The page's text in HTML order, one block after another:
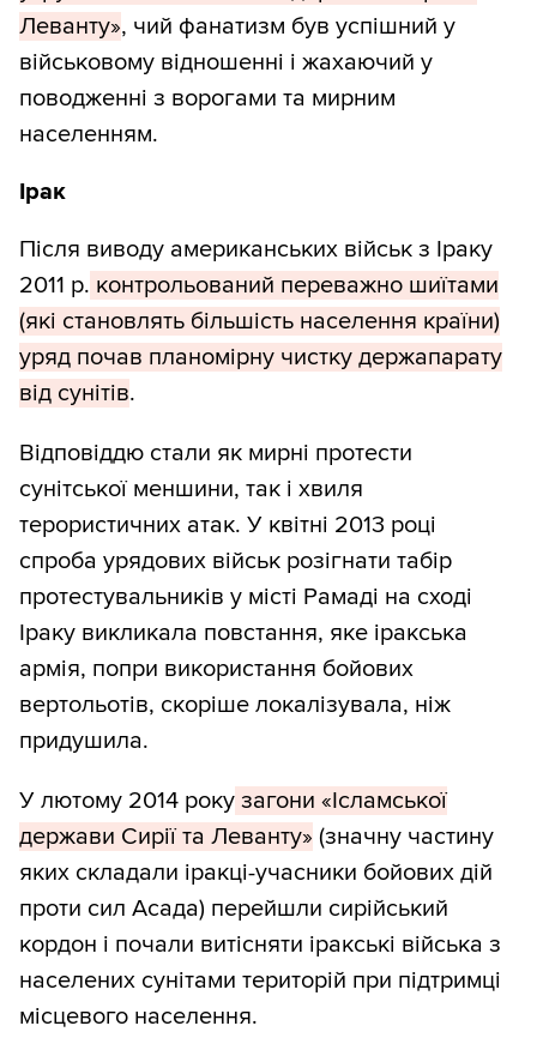
Леванту», чий фанатизм був успішний у
військовому відношенні і жахаючий у
поводженні з ворогами та мирним
населенням.
Ірак
Після виводу американських військ з Іраку
2011 р. контрольований переважно шиїтами
(які становлять більшість населення країни)
уряд почав планомірну чистку держапарату
від сунітів.
Відповіддю стали як мирні протести
сунітської меншини, так і хвиля
терористичних атак. У квітні 2013 році
спроба урядових військ розігнати табір
протестувальників у місті Рамаді на сході
Іраку викликала повстання, яке іракська
армія, попри використання бойових
вертольотів, скоріше локалізувала, ніж
придушила.
У лютому 2014 року загони «Ісламської
держави Сирії та Леванту» (значну частину
яких складали іракці-учасники бойових дій
проти сил Асада) перейшли сирійський
кордон і почали витісняти іракські війська з
населених сунітами територій при підтримці
місцевого населення.